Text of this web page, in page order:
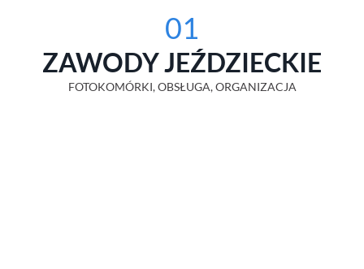
01
ZAWODY JEŹDZIECKIE
FOTOKOMÓRKI, OBSŁUGA, ORGANIZACJA